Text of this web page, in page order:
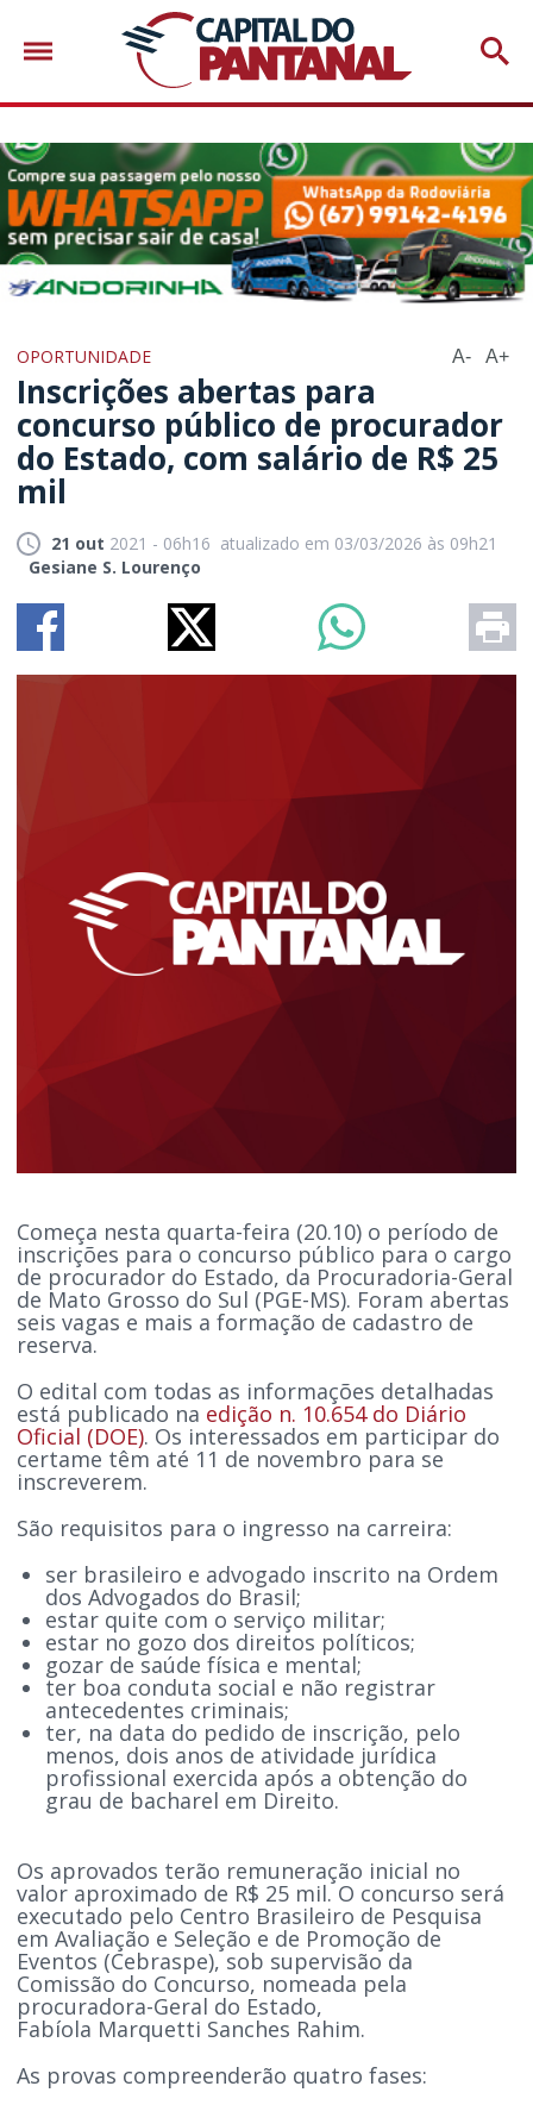
OPORTUNIDADE A- A+
Inscrições abertas para
concurso público de procurador
do Estado, com salário de R$ 25
mil
21 out 2021 - 06h16 atualizado em 03/03/2026 às 09h21
Gesiane S. Lourenço
Começa nesta quarta-feira (20.10) o período de
inscrições para o concurso público para o cargo
de procurador do Estado, da Procuradoria-Geral
de Mato Grosso do Sul (PGE-MS). Foram abertas
seis vagas e mais a formação de cadastro de
reserva.
O edital com todas as informações detalhadas
está publicado na edição n. 10.654 do Diário
Oficial (DOE). Os interessados em participar do
certame têm até 11 de novembro para se
inscreverem.
São requisitos para o ingresso na carreira:
ser brasileiro e advogado inscrito na Ordem
dos Advogados do Brasil;
estar quite com o serviço militar;
estar no gozo dos direitos políticos;
gozar de saúde física e mental;
ter boa conduta social e não registrar
antecedentes criminais;
ter, na data do pedido de inscrição, pelo
menos, dois anos de atividade jurídica
profissional exercida após a obtenção do
grau de bacharel em Direito.
Os aprovados terão remuneração inicial no
valor aproximado de R$ 25 mil. O concurso será
executado pelo Centro Brasileiro de Pesquisa
em Avaliação e Seleção e de Promoção de
Eventos (Cebraspe), sob supervisão da
Comissão do Concurso, nomeada pela
procuradora-Geral do Estado,
Fabíola Marquetti Sanches Rahim.
As provas compreenderão quatro fases: